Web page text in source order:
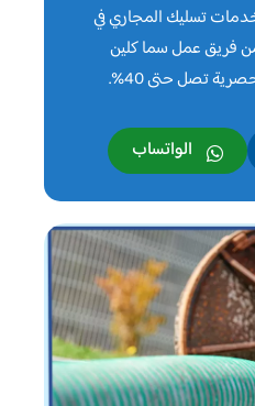
تسليك المجاري في
فريق عمل سما كلين
تصل حتى 40%.
الواتساب